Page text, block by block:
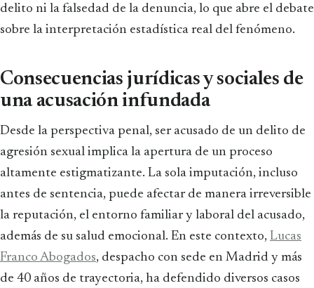
delito ni la falsedad de la denuncia, lo que abre el debate
sobre la interpretación estadística real del fenómeno.
Consecuencias jurídicas y sociales de
una acusación infundada
Desde la perspectiva penal, ser acusado de un delito de
agresión sexual implica la apertura de un proceso
altamente estigmatizante. La sola imputación, incluso
antes de sentencia, puede afectar de manera irreversible
la reputación, el entorno familiar y laboral del acusado,
además de su salud emocional. En este contexto, Lucas
Franco Abogados, despacho con sede en Madrid y más
de 40 años de trayectoria, ha defendido diversos casos